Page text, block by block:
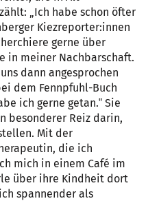
„Ich habe schon öfter
Kiezreporter:innen
gerne über
in meiner Nachbarschaft.
dann angesprochen
dem Fennpfuhl-Buch
ich gerne getan.‟ Sie
besonderer Reiz darin,
Mit der
die ich
mich in einem Café im
über ihre Kindheit dort
spannender als